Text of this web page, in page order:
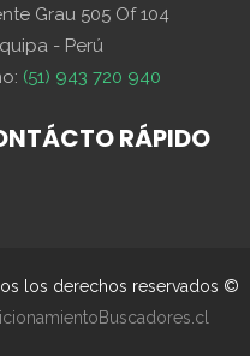
Grau 505 Of 104
- Perú
(51) 943 720 940
RÁPIDO
los derechos reservados ©